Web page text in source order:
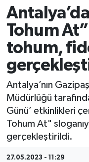
Tohum
tohum,
Antalya’nın
Müdürlüğü
Günü’ etkinlikleri
Tohum At"
gerçekleştirildi.
27.05.2023 - 11:29
Son Dakika
Haber Arşivi